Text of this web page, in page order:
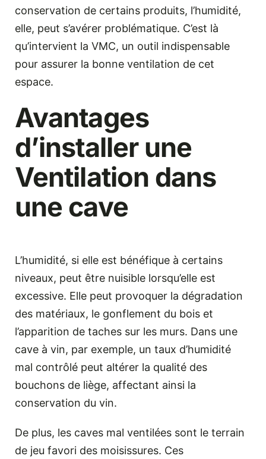
conservation de certains produits, l’humidité,
elle, peut s’avérer problématique. C’est là
qu’intervient la VMC, un outil indispensable
pour assurer la bonne ventilation de cet
espace.
Avantages
d’installer une
Ventilation dans
une cave
L’humidité, si elle est bénéfique à certains
niveaux, peut être nuisible lorsqu’elle est
excessive. Elle peut provoquer la dégradation
des matériaux, le gonflement du bois et
l’apparition de taches sur les murs. Dans une
cave à vin, par exemple, un taux d’humidité
mal contrôlé peut altérer la qualité des
bouchons de liège, affectant ainsi la
conservation du vin.
De plus, les caves mal ventilées sont le terrain
de jeu favori des moisissures. Ces